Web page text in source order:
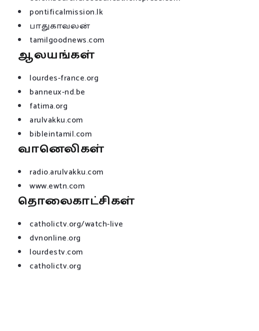
pontificalmission.lk
பாதுகாவலன்
tamilgoodnews.com
ஆலயங்கள்
lourdes-france.org
banneux-nd.be
fatima.org
arulvakku.com
bibleintamil.com
வானெலிகள்
radio.arulvakku.com
www.ewtn.com
தொலைகாட்சிகள்
catholictv.org/watch-live
dvnonline.org
lourdestv.com
catholictv.org